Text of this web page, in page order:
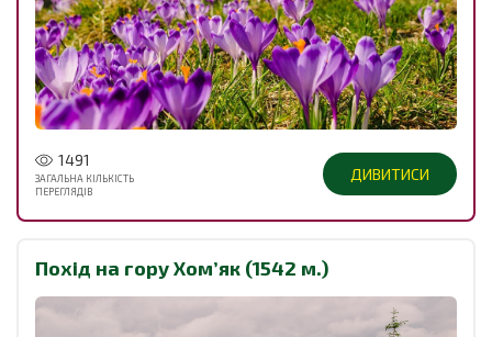
1491
ЗАГАЛЬНА КІЛЬКІСТЬ
ПЕРЕГЛЯДІВ
ДИВИТИСИ
Похід на гору Хомʼяк (1542 м.)